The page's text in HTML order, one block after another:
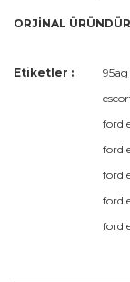
ORJİNAL ÜRÜNDÜR
Bu ürünün fiyat
kullanarak
Görüş ve
Etiketler : 95ag
ford
ford
ford
ford
ford